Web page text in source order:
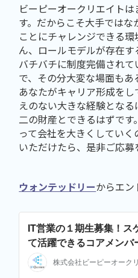
ビーピーオークリエイト
す。だからこそ大手では
ことにチャレンジできる
ん、ロールモデルが存在す
バチバチに制度完備され
で、その分大変な場面もあ
あなたがキャリア形成を
えのない大きな経験とな
二の財産とできるはずで
って会社を大きくしてい
いただけたら、是非ご応募
ウォンテッドリーからエン